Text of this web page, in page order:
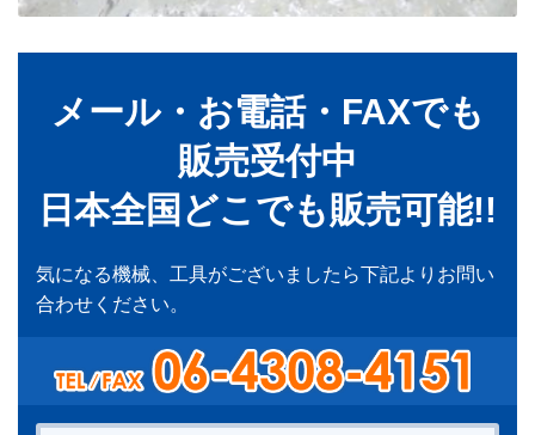
メール・お電話・FAXでも
販売受付中
日本全国どこでも販売可能!!
気になる機械、工具がございましたら下記よりお問い
合わせください。